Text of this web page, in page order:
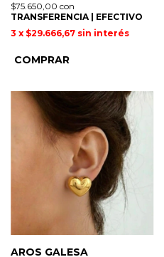
$75.650,00 con
TRANSFERENCIA | EFECTIVO
3 x $29.666,67 sin interés
AROS GALESA